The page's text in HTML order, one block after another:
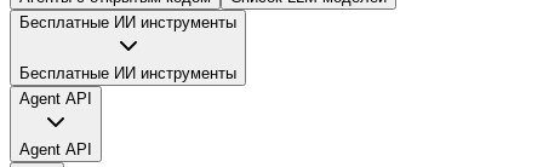
Бесплатные ИИ инструменты
Бесплатные ИИ инструменты
Agent API
Agent API